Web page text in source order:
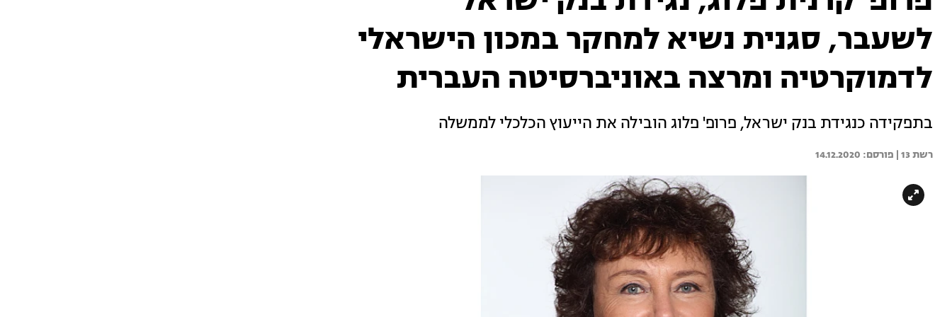
לשעבר, סגנית נשיא למחקר במכון הישראלי
לדמוקרטיה ומרצה באוניברסיטה העברית
בתפקידה כנגידת בנק ישראל, פרופ' פלוג הובילה את הייעוץ הכלכלי לממשלה
רשת 13 | 14.12.2020